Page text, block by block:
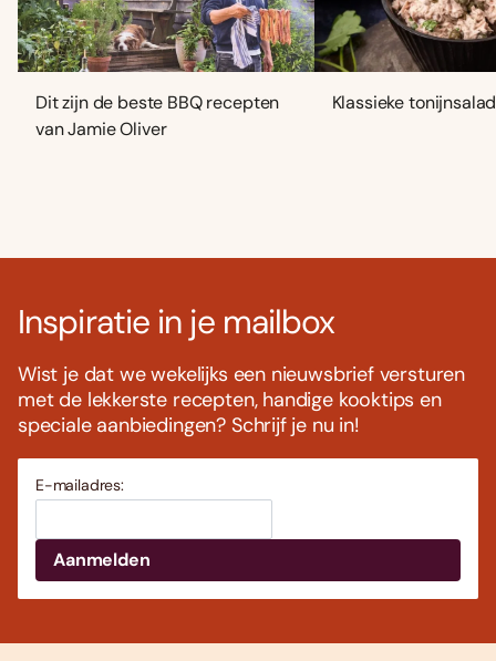
Dit zijn de beste BBQ recepten
van Jamie Oliver
Klassieke
Inspiratie in je mailbox
Wist je dat we wekelijks een nieuwsbrief versturen
met de lekkerste recepten, handige kooktips en
speciale aanbiedingen? Schrijf je nu in!
E-mailadres: